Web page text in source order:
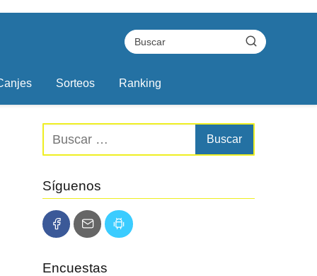
Sorteos Ranking
Síguenos
Encuestas